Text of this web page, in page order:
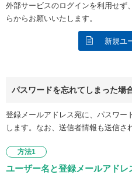
外部サービスのログインを利用せず
らからお願いいたします。
新規ユ
パスワードを忘れてしまった場
登録メールアドレス宛に、パスワー
します。なお、送信者情報も送信さ
方法1
ユーザー名と登録メールアドレ